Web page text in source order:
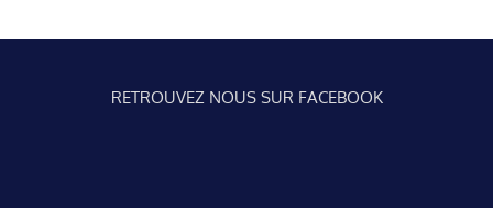
RETROUVEZ NOUS SUR FACEBOOK